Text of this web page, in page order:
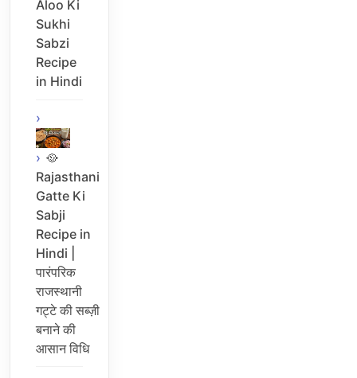
Aloo Ki
Sukhi
Sabzi
Recipe
in Hindi
🥘
Rajasthani
Gatte Ki
Sabji
Recipe in
Hindi |
पारंपरिक
राजस्थानी
गट्टे की सब्ज़ी
बनाने की
आसान विधि